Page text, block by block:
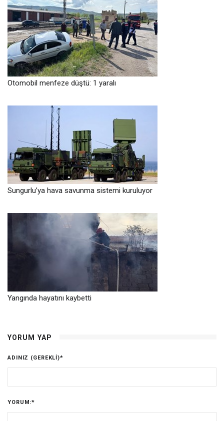
Otomobil menfeze düştü: 1 yaralı
Sungurlu’ya hava savunma sistemi kuruluyor
Yangında hayatını kaybetti
YORUM YAP
ADINIZ (GEREKLI)*
YORUM:*